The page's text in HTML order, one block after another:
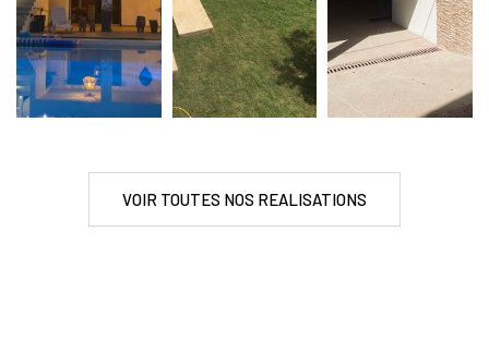
VOIR TOUTES NOS REALISATIONS